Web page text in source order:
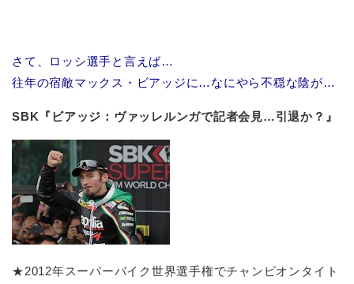
さて、ロッシ選手と言えば…
往年の宿敵マックス・ビアッジに…なにやら不穏な陰が…
SBK『ビアッジ：ヴァッレルンガで記者会見…引退か？』
★2012年スーパーバイク世界選手権でチャンピオンタイト